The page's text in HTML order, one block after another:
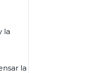
la
la